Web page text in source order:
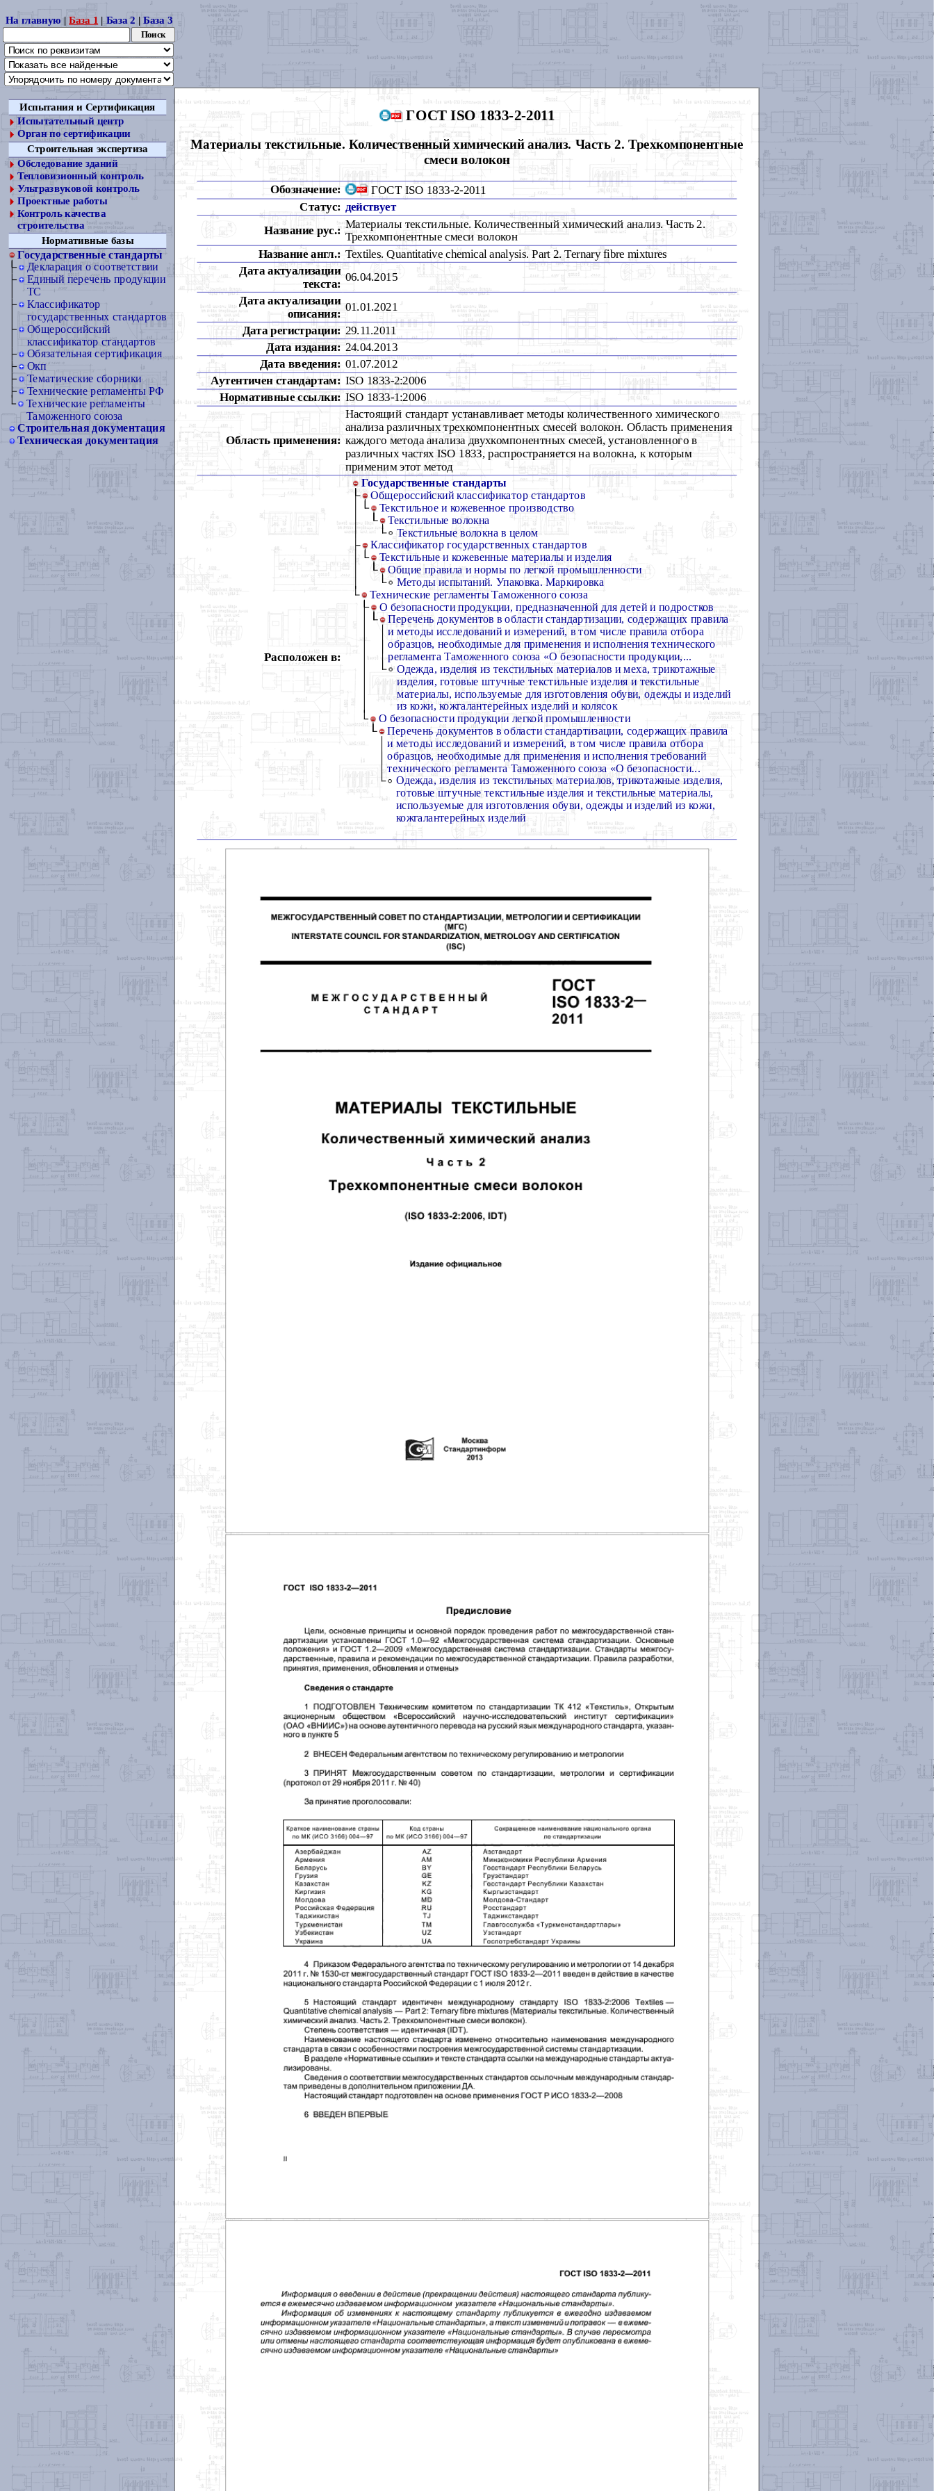
На главную |База 1 | База 2 |База 3
Испытания и Сертификация
Испытательный центр
Орган по сертификации
Строительная экспертиза
Обследование зданий
Тепловизионный контроль
Ультразвуковой контроль
Проектные работы
Контроль качества
строительства
Нормативные базы
Государственные стандарты
Декларация о соответствии
Единый перечень продукции
ТС
Классификатор
государственных стандартов
Общероссийский
классификатор стандартов
Обязательная сертификация
Окп
Тематические сборники
Технические регламенты РФ
Технические регламенты
Таможенного союза
Строительная документация
Техническая документация
ГОСТ ISO 1833-2-2011
Материалы текстильные. Количественный химический анализ. Часть 2. Трехкомпонентные
смеси волокон
Обозначение:
ГОСТ ISO 1833-2-2011
Статус: действует
Название рус.:
Материалы текстильные. Количественный химический анализ. Часть 2.
Трехкомпонентные смеси волокон
Название англ.: Textiles. Quantitative chemical analysis. Part 2. Ternary fibre mixtures
Дата актуализации
текста:
06.04.2015
Дата актуализации
описания:
01.01.2021
Дата регистрации: 29.11.2011
Дата издания: 24.04.2013
Дата введения: 01.07.2012
Аутентичен стандартам: ISO 1833-2:2006
Нормативные ссылки: ISO 1833-1:2006
Область применения:
Настоящий стандарт устанавливает методы количественного химического
анализа различных трехкомпонентных смесей волокон. Область применения
каждого метода анализа двухкомпонентных смесей, установленного в
различных частях ISO 1833, распространяется на волокна, к которым
применим этот метод
Расположен в:
Государственные стандарты
Общероссийский классификатор стандартов
Текстильное и кожевенное производство
Текстильные волокна
Текстильные волокна в целом
Классификатор государственных стандартов
Текстильные и кожевенные материалы и изделия
Общие правила и нормы по легкой промышленности
Методы испытаний. Упаковка. Маркировка
Технические регламенты Таможенного союза
О безопасности продукции, предназначенной для детей и подростков
Перечень документов в области стандартизации, содержащих правила
и методы исследований и измерений, в том числе правила отбора
образцов, необходимые для применения и исполнения технического
регламента Таможенного союза «О безопасности продукции,...
Одежда, изделия из текстильных материалов и меха, трикотажные
изделия, готовые штучные текстильные изделия и текстильные
материалы, используемые для изготовления обуви, одежды и изделий
из кожи, кожгалантерейных изделий и колясок
О безопасности продукции легкой промышленности
Перечень документов в области стандартизации, содержащих правила
и методы исследований и измерений, в том числе правила отбора
образцов, необходимые для применения и исполнения требований
технического регламента Таможенного союза «О безопасности...
Одежда, изделия из текстильных материалов, трикотажные изделия,
готовые штучные текстильные изделия и текстильные материалы,
используемые для изготовления обуви, одежды и изделий из кожи,
кожгалантерейных изделий